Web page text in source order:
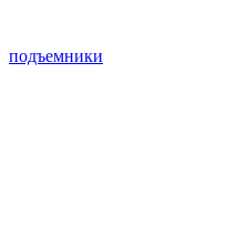
подъемники